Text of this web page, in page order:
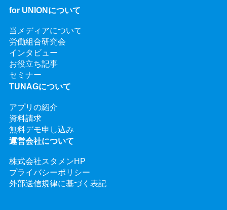
for UNIONについて
当メディアについて
労働組合研究会
インタビュー
お役立ち記事
セミナー
TUNAGについて
アプリの紹介
資料請求
無料デモ申し込み
運営会社について
株式会社スタメンHP
プライバシーポリシー
外部送信規律に基づく表記